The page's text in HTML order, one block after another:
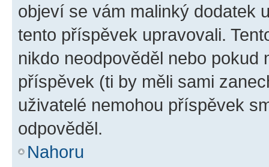
objeví se vám malinký dodatek
tento příspěvek upravovali.
nikdo neodpověděl nebo pokud
příspěvek (ti by měli sami
uživatelé nemohou příspěvek
odpověděl.
Nahoru